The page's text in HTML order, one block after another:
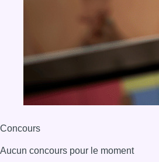
Concours
Aucun concours pour le moment